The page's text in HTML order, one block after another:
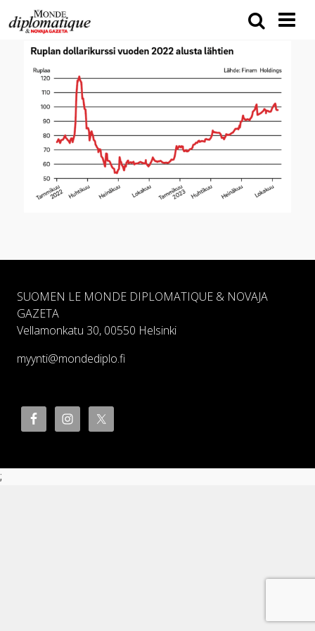
SUOMEN LE MONDE DIPLOMATIQUE & NOVAJA
GAZETA
Vellamonkatu 30, 00550 Helsinki
myynti@mondediplo.fi
;